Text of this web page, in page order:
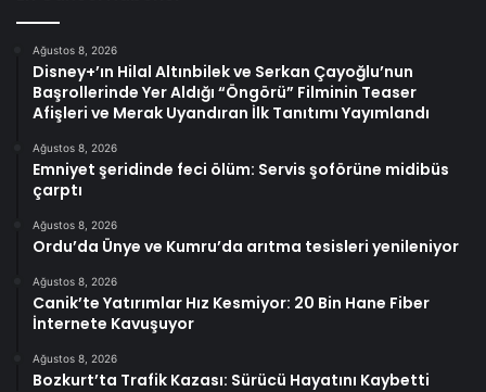
Ağustos 8, 2026
Disney+’ın Hilal Altınbilek ve Serkan Çayoğlu’nun
Başrollerinde Yer Aldığı “Öngörü” Filminin Teaser
Afişleri ve Merak Uyandıran İlk Tanıtımı Yayımlandı
Ağustos 8, 2026
Emniyet şeridinde feci ölüm: Servis şoförüne midibüs
çarptı
Ağustos 8, 2026
Ordu’da Ünye ve Kumru’da arıtma tesisleri yenileniyor
Ağustos 8, 2026
Canik’te Yatırımlar Hız Kesmiyor: 20 Bin Hane Fiber
İnternete Kavuşuyor
Ağustos 8, 2026
Bozkurt’ta Trafik Kazası: Sürücü Hayatını Kaybetti